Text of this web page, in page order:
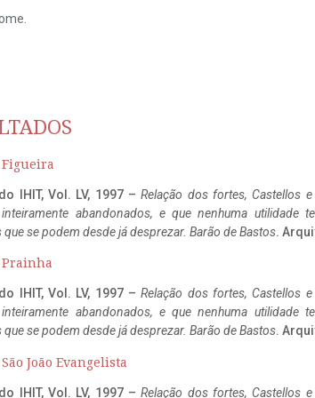
IHIT, Vol. LV, 1997 –Relação dos fortes, Castellos
abandonados, e que nenhuma utilidade
que se podem desde já desprezar. Barão de Bastos.
Prainha
IHIT, Vol. LV, 1997 –Relação dos fortes, Castellos
abandonados, e que nenhuma utilidade
que se podem desde já desprezar. Barão de Bastos.
João Evangelista
IHIT, Vol. LV, 1997 –Relação dos fortes, Castellos